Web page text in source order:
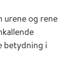
og rene
betydning i